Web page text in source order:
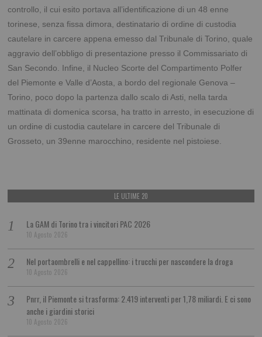
controllo, il cui esito portava all’identificazione di un 48 enne
torinese, senza fissa dimora, destinatario di ordine di custodia
cautelare in carcere appena emesso dal Tribunale di Torino, quale
aggravio dell’obbligo di presentazione presso il Commissariato di
San Secondo. Infine, il Nucleo Scorte del Compartimento Polfer
del Piemonte e Valle d’Aosta, a bordo del regionale Genova –
Torino, poco dopo la partenza dallo scalo di Asti, nella tarda
mattinata di domenica scorsa, ha tratto in arresto, in esecuzione di
un ordine di custodia cautelare in carcere del Tribunale di
Grosseto, un 39enne marocchino, residente nel pistoiese.
LE ULTIME 20
La GAM di Torino tra i vincitori PAC 2026
10 Agosto 2026
Nel portaombrelli e nel cappellino: i trucchi per nascondere la droga
10 Agosto 2026
Pnrr, il Piemonte si trasforma: 2.419 interventi per 1,78 miliardi. E ci sono
anche i giardini storici
10 Agosto 2026